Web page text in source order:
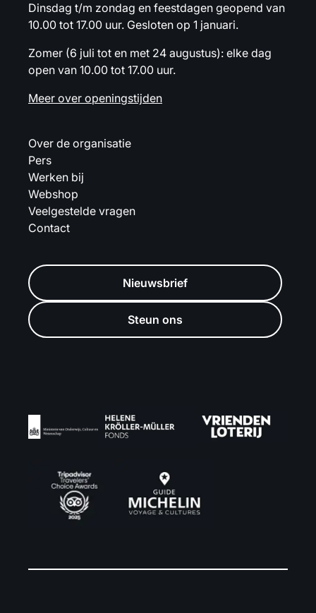
Dinsdag t/m zondag en feestdagen geopend van
10.00 tot 17.00 uur. Gesloten op 1 januari.
Zomer (6 juli tot en met 24 augustus): elke dag
open van 10.00 tot 17.00 uur.
Meer over openingstijden
Over de organisatie
Pers
Werken bij
Webshop
Veelgestelde vragen
Contact
Nieuwsbrief
Steun ons